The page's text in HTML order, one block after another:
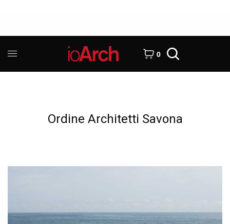
0
Ordine Architetti Savona